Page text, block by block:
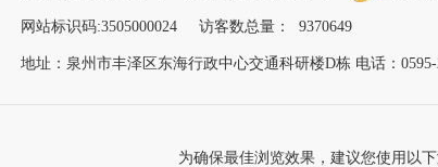
网站标识码:3505000024 访客数总量： 9370649
地址：泉州市丰泽区东海行政中心交通科研楼D栋 电话：0595-
为确保最佳浏览效果，建议您使用以